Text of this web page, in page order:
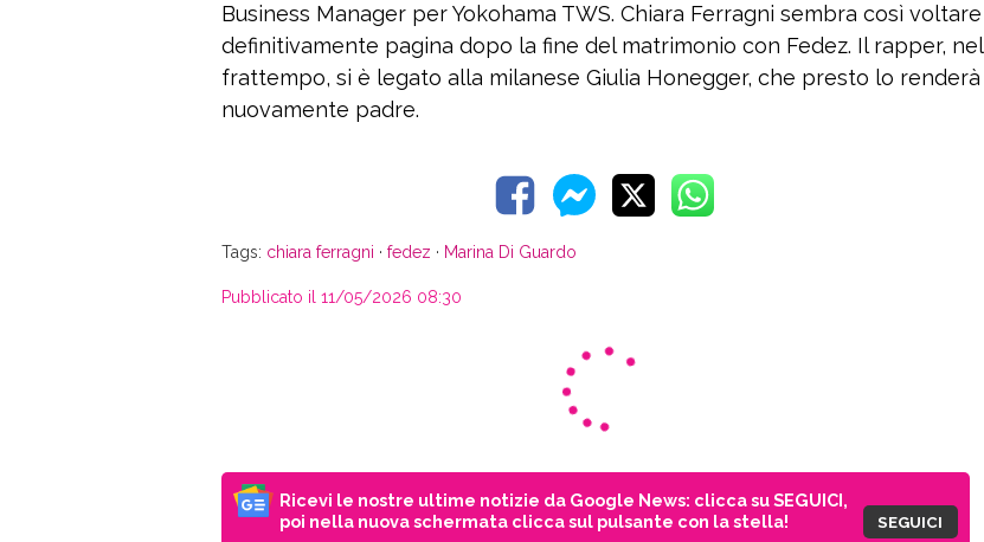
Business Manager per Yokohama TWS. Chiara Ferragni sembra così voltare
definitivamente pagina dopo la fine del matrimonio con Fedez. Il rapper, nel
frattempo, si è legato alla milanese Giulia Honegger, che presto lo renderà
nuovamente padre.
Tags: chiara ferragni · fedez · Marina Di Guardo
Pubblicato il 11/05/2026 08:30
Ricevi le nostre ultime notizie da Google News: clicca su SEGUICI,
poi nella nuova schermata clicca sul pulsante con la stella!
SEGUICI